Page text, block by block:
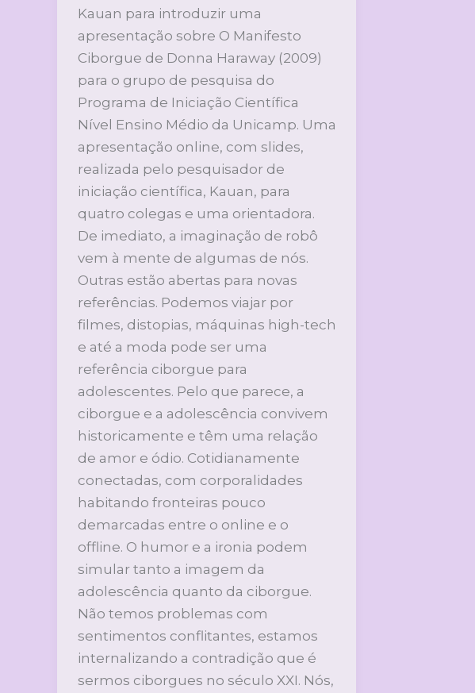
Kauan para introduzir uma
apresentação sobre O Manifesto
Ciborgue de Donna Haraway (2009)
para o grupo de pesquisa do
Programa de Iniciação Científica
Nível Ensino Médio da Unicamp. Uma
apresentação online, com slides,
realizada pelo pesquisador de
iniciação científica, Kauan, para
quatro colegas e uma orientadora.
De imediato, a imaginação de robô
vem à mente de algumas de nós.
Outras estão abertas para novas
referências. Podemos viajar por
filmes, distopias, máquinas high-tech
e até a moda pode ser uma
referência ciborgue para
adolescentes. Pelo que parece, a
ciborgue e a adolescência convivem
historicamente e têm uma relação
de amor e ódio. Cotidianamente
conectadas, com corporalidades
habitando fronteiras pouco
demarcadas entre o online e o
offline. O humor e a ironia podem
simular tanto a imagem da
adolescência quanto da ciborgue.
Não temos problemas com
sentimentos conflitantes, estamos
internalizando a contradição que é
sermos ciborgues no século XXI. Nós,